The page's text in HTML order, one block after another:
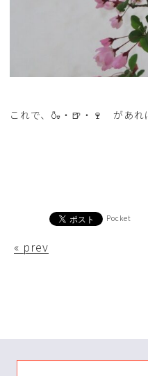
これで、🍶・🍺・🍷 があれ
Pocket
« prev